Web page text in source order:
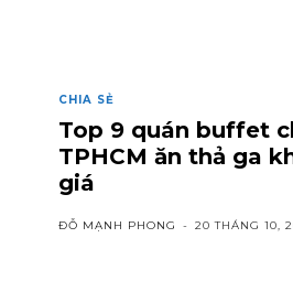
CHIA SẺ
Top 9 quán buffet
TPHCM ăn thả ga
giá
ĐỖ MẠNH PHONG - 20 THÁNG 10,